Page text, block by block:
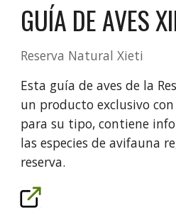
GUÍA DE AVES
Reserva Natural Xieti
Esta guía de aves de la
un producto exclusivo
para su tipo, contiene
las especies de avifauna
reserva.